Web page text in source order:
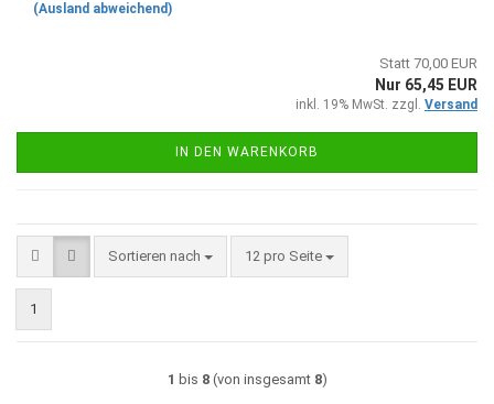
(Ausland abweichend)
Statt 70,00 EUR
Nur 65,45 EUR
inkl. 19% MwSt. zzgl. Versand
IN DEN WARENKORB
Sortieren nach
Sortieren nach 12 pro Seite
pro Seite
1
1 bis 8(von insgesamt 8)